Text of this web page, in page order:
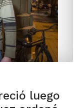
luego